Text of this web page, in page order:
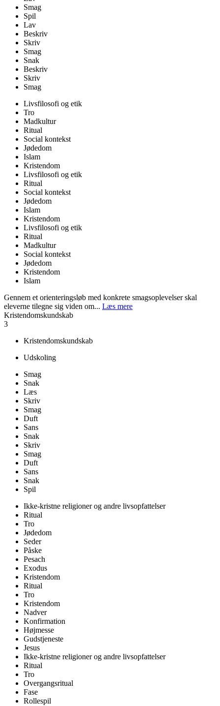
Smag
Spil
Lav
Beskriv
Skriv
Smag
Snak
Beskriv
Skriv
Smag
Livsfilosofi og etik
Tro
Madkultur
Ritual
Social kontekst
Jødedom
Islam
Kristendom
Livsfilosofi og etik
Ritual
Social kontekst
Jødedom
Islam
Kristendom
Livsfilosofi og etik
Ritual
Madkultur
Social kontekst
Jødedom
Kristendom
Islam
Gennem et orienteringsløb med konkrete smagsoplevelser skal
eleverne tilegne sig viden om... Læs mere
Kristendomskundskab
3
Kristendomskundskab
Udskoling
Smag
Snak
Læs
Skriv
Smag
Duft
Sans
Snak
Skriv
Smag
Duft
Sans
Snak
Spil
Ikke-kristne religioner og andre livsopfattelser
Ritual
Tro
Jødedom
Seder
Påske
Pesach
Exodus
Kristendom
Ritual
Tro
Kristendom
Nadver
Konfirmation
Højmesse
Gudstjeneste
Jesus
Ikke-kristne religioner og andre livsopfattelser
Ritual
Tro
Overgangsritual
Fase
Rollespil